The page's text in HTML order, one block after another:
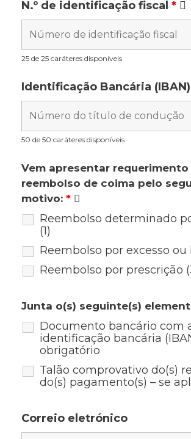
N.º de identificação fiscal *
25 de 25 caráteres disponíveis
Identificação Bancária
50 de 50 caráteres disponíveis
Vem apresentar requerimento
reembolso de coima pelo
motivo: *
Reembolso determinado
(1)
Reembolso por excesso ou
Reembolso por prescrição
Junta o(s) seguinte(s)
Documento bancário com
identificação bancária
obrigatório
Talão comprovativo do(s)
do(s) pagamento(s) – se
Correio eletrónico